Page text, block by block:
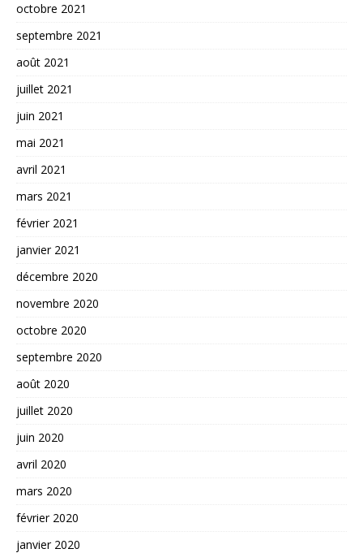
octobre 2021
septembre 2021
août 2021
juillet 2021
juin 2021
mai 2021
avril 2021
mars 2021
février 2021
janvier 2021
décembre 2020
novembre 2020
octobre 2020
septembre 2020
août 2020
juillet 2020
juin 2020
avril 2020
mars 2020
février 2020
janvier 2020